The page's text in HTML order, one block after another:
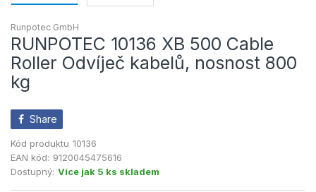
Runpotec GmbH
RUNPOTEC 10136 XB 500 Cable
Roller Odvíječ kabelů, nosnost 800
kg
Share
Kód produktu 10136
EAN kód: 9120045475616
Dostupný: Více jak 5 ks skladem